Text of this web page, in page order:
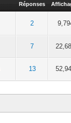
Réponses
2
7
13